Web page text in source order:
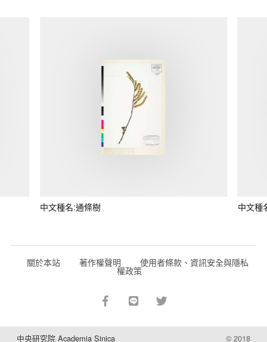
中文種名:通條樹 中文種
關於本站 著作權聲明 使用者條款、資訊安全與隱私
權政策
中央研究院 Academia Sinica © 2018